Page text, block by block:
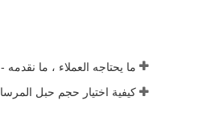
ما يحتاجه العملاء ، ما نقدمه - Tai an Rope Ltd